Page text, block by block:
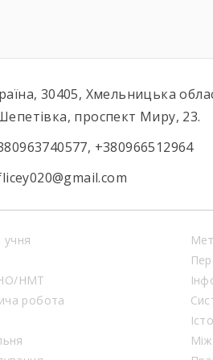
30405, Хмельницька
проспект Миру, 23.
+380966512964
учня
НМТ
робота